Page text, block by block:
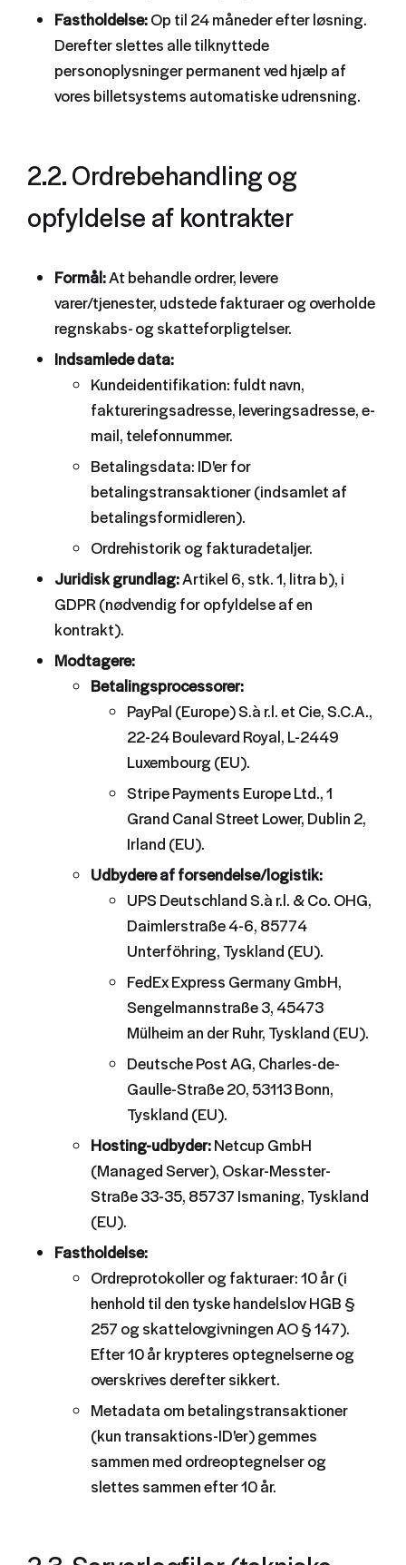
Fastholdelse:Op til 24 måneder efter løsning.
Derefter slettes alle tilknyttede
personoplysninger permanent ved hjælp af
vores billetsystems automatiske udrensning.
2.2. Ordrebehandling og
opfyldelse af kontrakter
Formål:At behandle ordrer, levere
varer/tjenester, udstede fakturaer og overholde
regnskabs- og skatteforpligtelser.
Indsamlede data:
Kundeidentifikation: fuldt navn,
faktureringsadresse, leveringsadresse, e-
mail, telefonnummer.
Betalingsdata: ID'er for
betalingstransaktioner (indsamlet af
betalingsformidleren).
Ordrehistorik og fakturadetaljer.
Juridisk grundlag:Artikel 6, stk. 1, litra b), i
GDPR (nødvendig for opfyldelse af en
kontrakt).
Modtagere:
Betalingsprocessorer:
PayPal (Europe) S.à r.l. et Cie, S.C.A.,
22-24 Boulevard Royal, L-2449
Luxembourg (EU).
Stripe Payments Europe Ltd., 1
Grand Canal Street Lower, Dublin 2,
Irland (EU).
Udbydere af forsendelse/logistik:
UPS Deutschland S.à r.l. & Co. OHG,
Daimlerstraße 4-6, 85774
Unterföhring, Tyskland (EU).
FedEx Express Germany GmbH,
Sengelmannstraße 3, 45473
Mülheim an der Ruhr, Tyskland (EU).
Deutsche Post AG, Charles-de-
Gaulle-Straße 20, 53113 Bonn,
Tyskland (EU).
Hosting-udbyder:Netcup GmbH
(Managed Server), Oskar-Messter-
Straße 33-35, 85737 Ismaning, Tyskland
(EU).
Fastholdelse:
Ordreprotokoller og fakturaer: 10 år (i
henhold til den tyske handelslov HGB §
257 og skattelovgivningen AO § 147).
Efter 10 år krypteres optegnelserne og
overskrives derefter sikkert.
Metadata om betalingstransaktioner
(kun transaktions-ID'er) gemmes
sammen med ordreoptegnelser og
slettes sammen efter 10 år.